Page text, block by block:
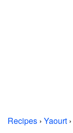
Recipes › Yaourt ›